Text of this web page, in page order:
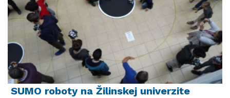
SUMO roboty na Žilinskej univerzite